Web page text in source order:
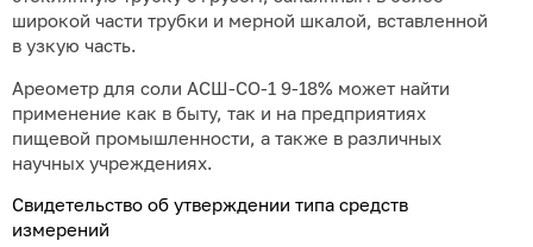
широкой части трубки и мерной шкалой, вставленной
в узкую часть.
Ареометр для соли АСШ-СО-1 9-18% может найти
применение как в быту, так и на предприятиях
пищевой промышленности, а также в различных
научных учреждениях.
Свидетельство об утверждении типа средств
измерений